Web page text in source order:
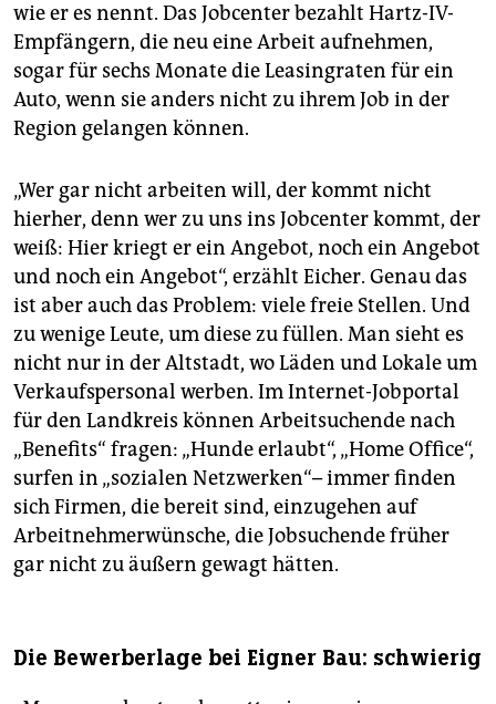
wie er es nennt. Das Jobcenter bezahlt Hartz-IV-
Empfängern, die neu eine Arbeit aufnehmen,
sogar für sechs Monate die Leasingraten für ein
Auto, wenn sie anders nicht zu ihrem Job in der
Region gelangen können.
„Wer gar nicht arbeiten will, der kommt nicht
hierher, denn wer zu uns ins Jobcenter kommt, der
weiß: Hier kriegt er ein Angebot, noch ein Angebot
und noch ein Angebot“, erzählt Eicher. Genau das
ist aber auch das Problem: viele freie Stellen. Und
zu wenige Leute, um diese zu füllen. Man sieht es
nicht nur in der Altstadt, wo Läden und Lokale um
Verkaufspersonal werben. Im Internet-Jobportal
für den Landkreis können Arbeitsuchende nach
„Benefits“ fragen: „Hunde erlaubt“, „Home Office“,
surfen in „sozialen Netzwerken“– immer finden
sich Firmen, die bereit sind, einzugehen auf
Arbeitnehmerwünsche, die Jobsuchende früher
gar nicht zu äußern gewagt hätten.
Die Bewerberlage bei Eigner Bau: schwierig